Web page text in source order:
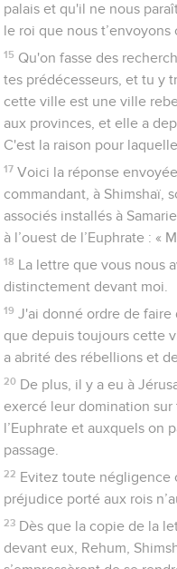
palais et qu'il ne nous
le roi que nous t’envoyons
15 Qu'on fasse des
tes prédécesseurs, et tu y
cette ville est une ville
aux provinces, et elle a
C'est la raison pour
17 Voici la réponse
commandant, à Shimshaï,
associés installés à
à l’ouest de l’Euphrate : «
18
La lettre que vous nous
distinctement devant moi.
19 J'ai donné ordre de faire
que depuis toujours cette
a abrité des rébellions et
20 De plus, il y a eu à
exercé leur domination
l’Euphrate et auxquels on
passage.
22 Evitez toute négligence
préjudice porté aux rois
23 Dès que la copie de la
devant eux, Rehum,